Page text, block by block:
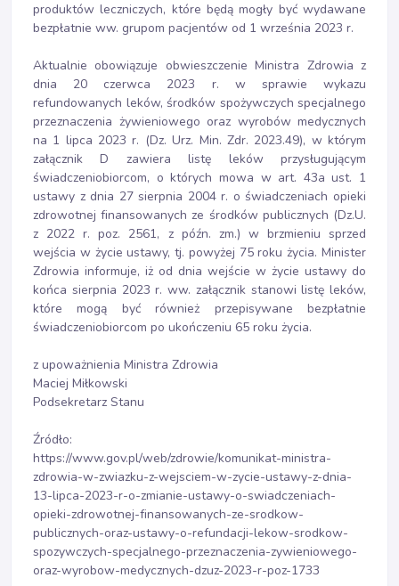
produktów leczniczych, które będą mogły być wydawane
bezpłatnie ww. grupom pacjentów od 1 września 2023 r.
Aktualnie obowiązuje obwieszczenie Ministra Zdrowia z
dnia 20 czerwca 2023 r. w sprawie wykazu
refundowanych leków, środków spożywczych specjalnego
przeznaczenia żywieniowego oraz wyrobów medycznych
na 1 lipca 2023 r. (Dz. Urz. Min. Zdr. 2023.49), w którym
załącznik D zawiera listę leków przysługującym
świadczeniobiorcom, o których mowa w art. 43a ust. 1
ustawy z dnia 27 sierpnia 2004 r. o świadczeniach opieki
zdrowotnej finansowanych ze środków publicznych (Dz.U.
z 2022 r. poz. 2561, z późn. zm.) w brzmieniu sprzed
wejścia w życie ustawy, tj. powyżej 75 roku życia. Minister
Zdrowia informuje, iż od dnia wejście w życie ustawy do
końca sierpnia 2023 r. ww. załącznik stanowi listę leków,
które mogą być również przepisywane bezpłatnie
świadczeniobiorcom po ukończeniu 65 roku życia.
z upoważnienia Ministra Zdrowia
Maciej Miłkowski
Podsekretarz Stanu
Źródło:
https://www.gov.pl/web/zdrowie/komunikat-ministra-
zdrowia-w-zwiazku-z-wejsciem-w-zycie-ustawy-z-dnia-
13-lipca-2023-r-o-zmianie-ustawy-o-swiadczeniach-
opieki-zdrowotnej-finansowanych-ze-srodkow-
publicznych-oraz-ustawy-o-refundacji-lekow-srodkow-
spozywczych-specjalnego-przeznaczenia-zywieniowego-
oraz-wyrobow-medycznych-dzuz-2023-r-poz-1733